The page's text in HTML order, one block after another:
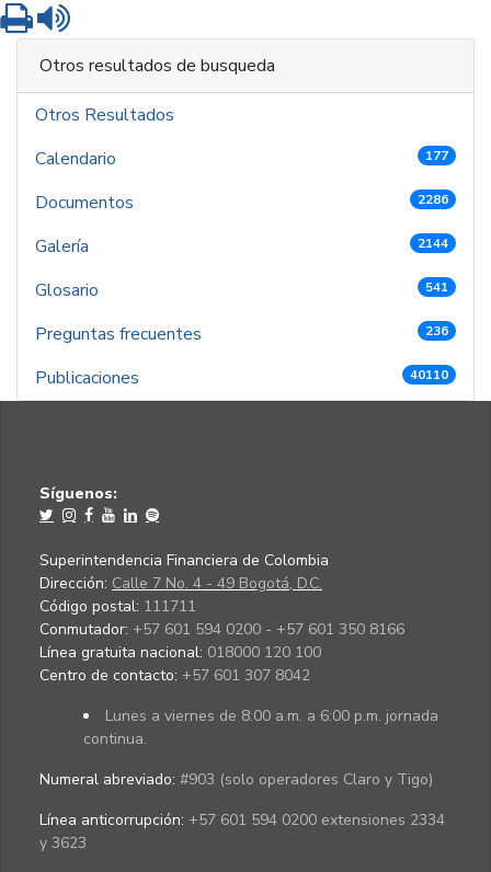
Imprimir
Otros resultados de busqueda
Otros Resultados
Calendario
177
Documentos 2286
Galería 2144
Glosario 541
Preguntas frecuentes 236
Publicaciones 40110
Síguenos:
Superintendencia Financiera de Colombia
Dirección: Calle 7 No. 4 - 49 Bogotá, D.C.
Código postal: 111711
Conmutador: +57 601 594 0200 - +57 601 350 8166
Línea gratuita nacional: 018000 120 100
Centro de contacto: +57 601 307 8042
Lunes a viernes de 8:00 a.m. a 6:00 p.m. jornada
continua.
Numeral abreviado: #903 (solo operadores Claro y Tigo)
Línea anticorrupción: +57 601 594 0200 extensiones 2334
y 3623